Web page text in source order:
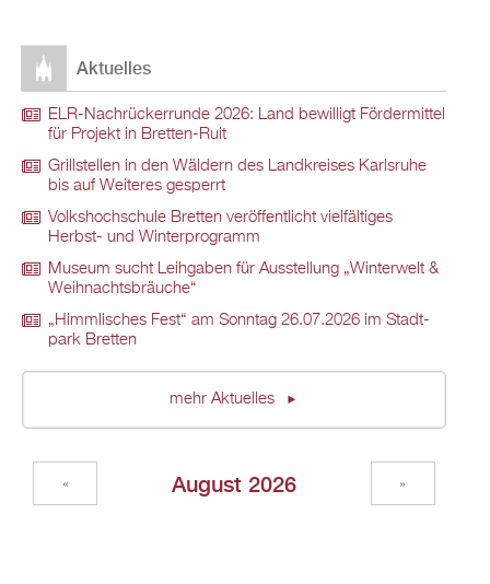
Ak­tu­el­les
ELR-Nach­rü­ck­er­run­de 2026: Land be­wil­ligt För­der­mit­tel
für Pro­jekt in Brett­en-Ruit
Grill­stel­len in den Wäl­dern des Land­krei­ses Karls­ru­he
bis auf Wei­te­res ge­sperrt
Volks­hoch­schu­le Brett­en ver­öf­fent­licht viel­fäl­ti­ges
Herbst- und Win­ter­pro­gramm
Mu­se­um sucht Leih­ga­ben für Aus­stel­lung „Win­ter­welt &
Weih­nachts­bräu­che“
„Himm­li­sches Fest“ am Sonn­tag 26.07.2026 im Stadt­
park Brett­en
mehr Ak­tu­el­les
Au­gust 2026
« »